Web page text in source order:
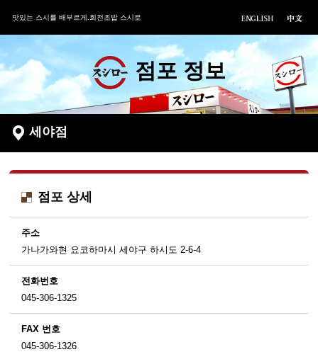
맛있는 스시를 배부르게.회전초밥 스시로
점포 정보
세야점
점포 상세
주소
가나가와현 요코하마시 세야구 하시도 2-6-4
전화번호
045-306-1325
FAX 번호
045-306-1326